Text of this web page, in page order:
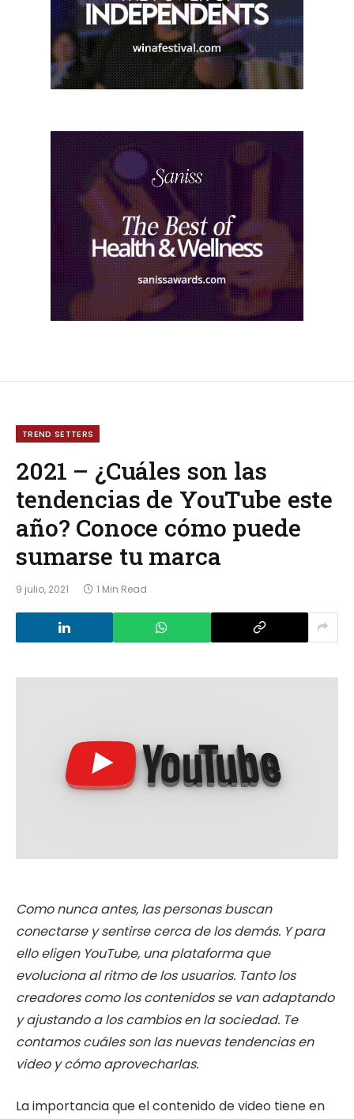
TREND SETTERS
2021 – ¿Cuáles son las
tendencias de YouTube este
año? Conoce cómo puede
sumarse tu marca
9 julio, 2021 1 Min Read
Como nunca antes, las personas buscan
conectarse y sentirse cerca de los demás. Y para
ello eligen YouTube, una plataforma que
evoluciona al ritmo de los usuarios. Tanto los
creadores como los contenidos se van adaptando
y ajustando a los cambios en la sociedad. Te
contamos cuáles son las nuevas tendencias en
video y cómo aprovecharlas.
La importancia que el contenido de video tiene en